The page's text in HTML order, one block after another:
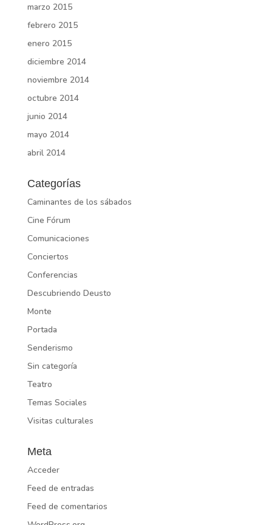
marzo 2015
febrero 2015
enero 2015
diciembre 2014
noviembre 2014
octubre 2014
junio 2014
mayo 2014
abril 2014
Categorías
Caminantes de los sábados
Cine Fórum
Comunicaciones
Conciertos
Conferencias
Descubriendo Deusto
Monte
Portada
Senderismo
Sin categoría
Teatro
Temas Sociales
Visitas culturales
Meta
Acceder
Feed de entradas
Feed de comentarios